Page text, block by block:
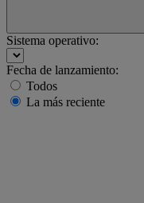
Sistema operativo:
Fecha de lanzamiento:
Todos
La más reciente